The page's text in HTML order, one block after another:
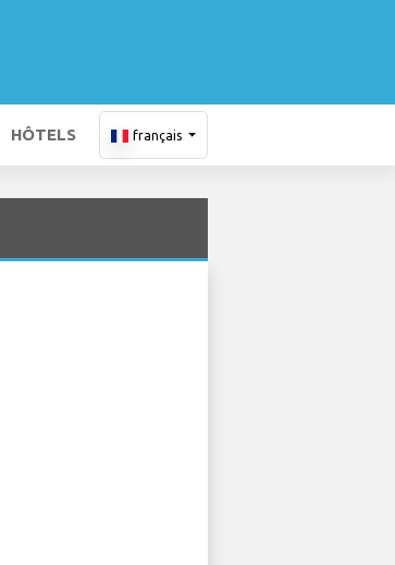
HÔTELS français